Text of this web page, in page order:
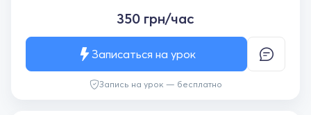
350 грн/час
Запись на урок — бесплатно
Записаться на урок